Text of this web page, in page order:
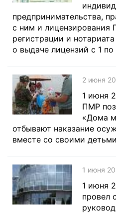
предпринимательства,
с ним и лицензирования
регистрации и
о выдаче лицензий с 1 по
2 июня
1 июня
ПМР
«Дома
отбывают наказание
вместе со своими детьми
1 июня
1 июня
провел